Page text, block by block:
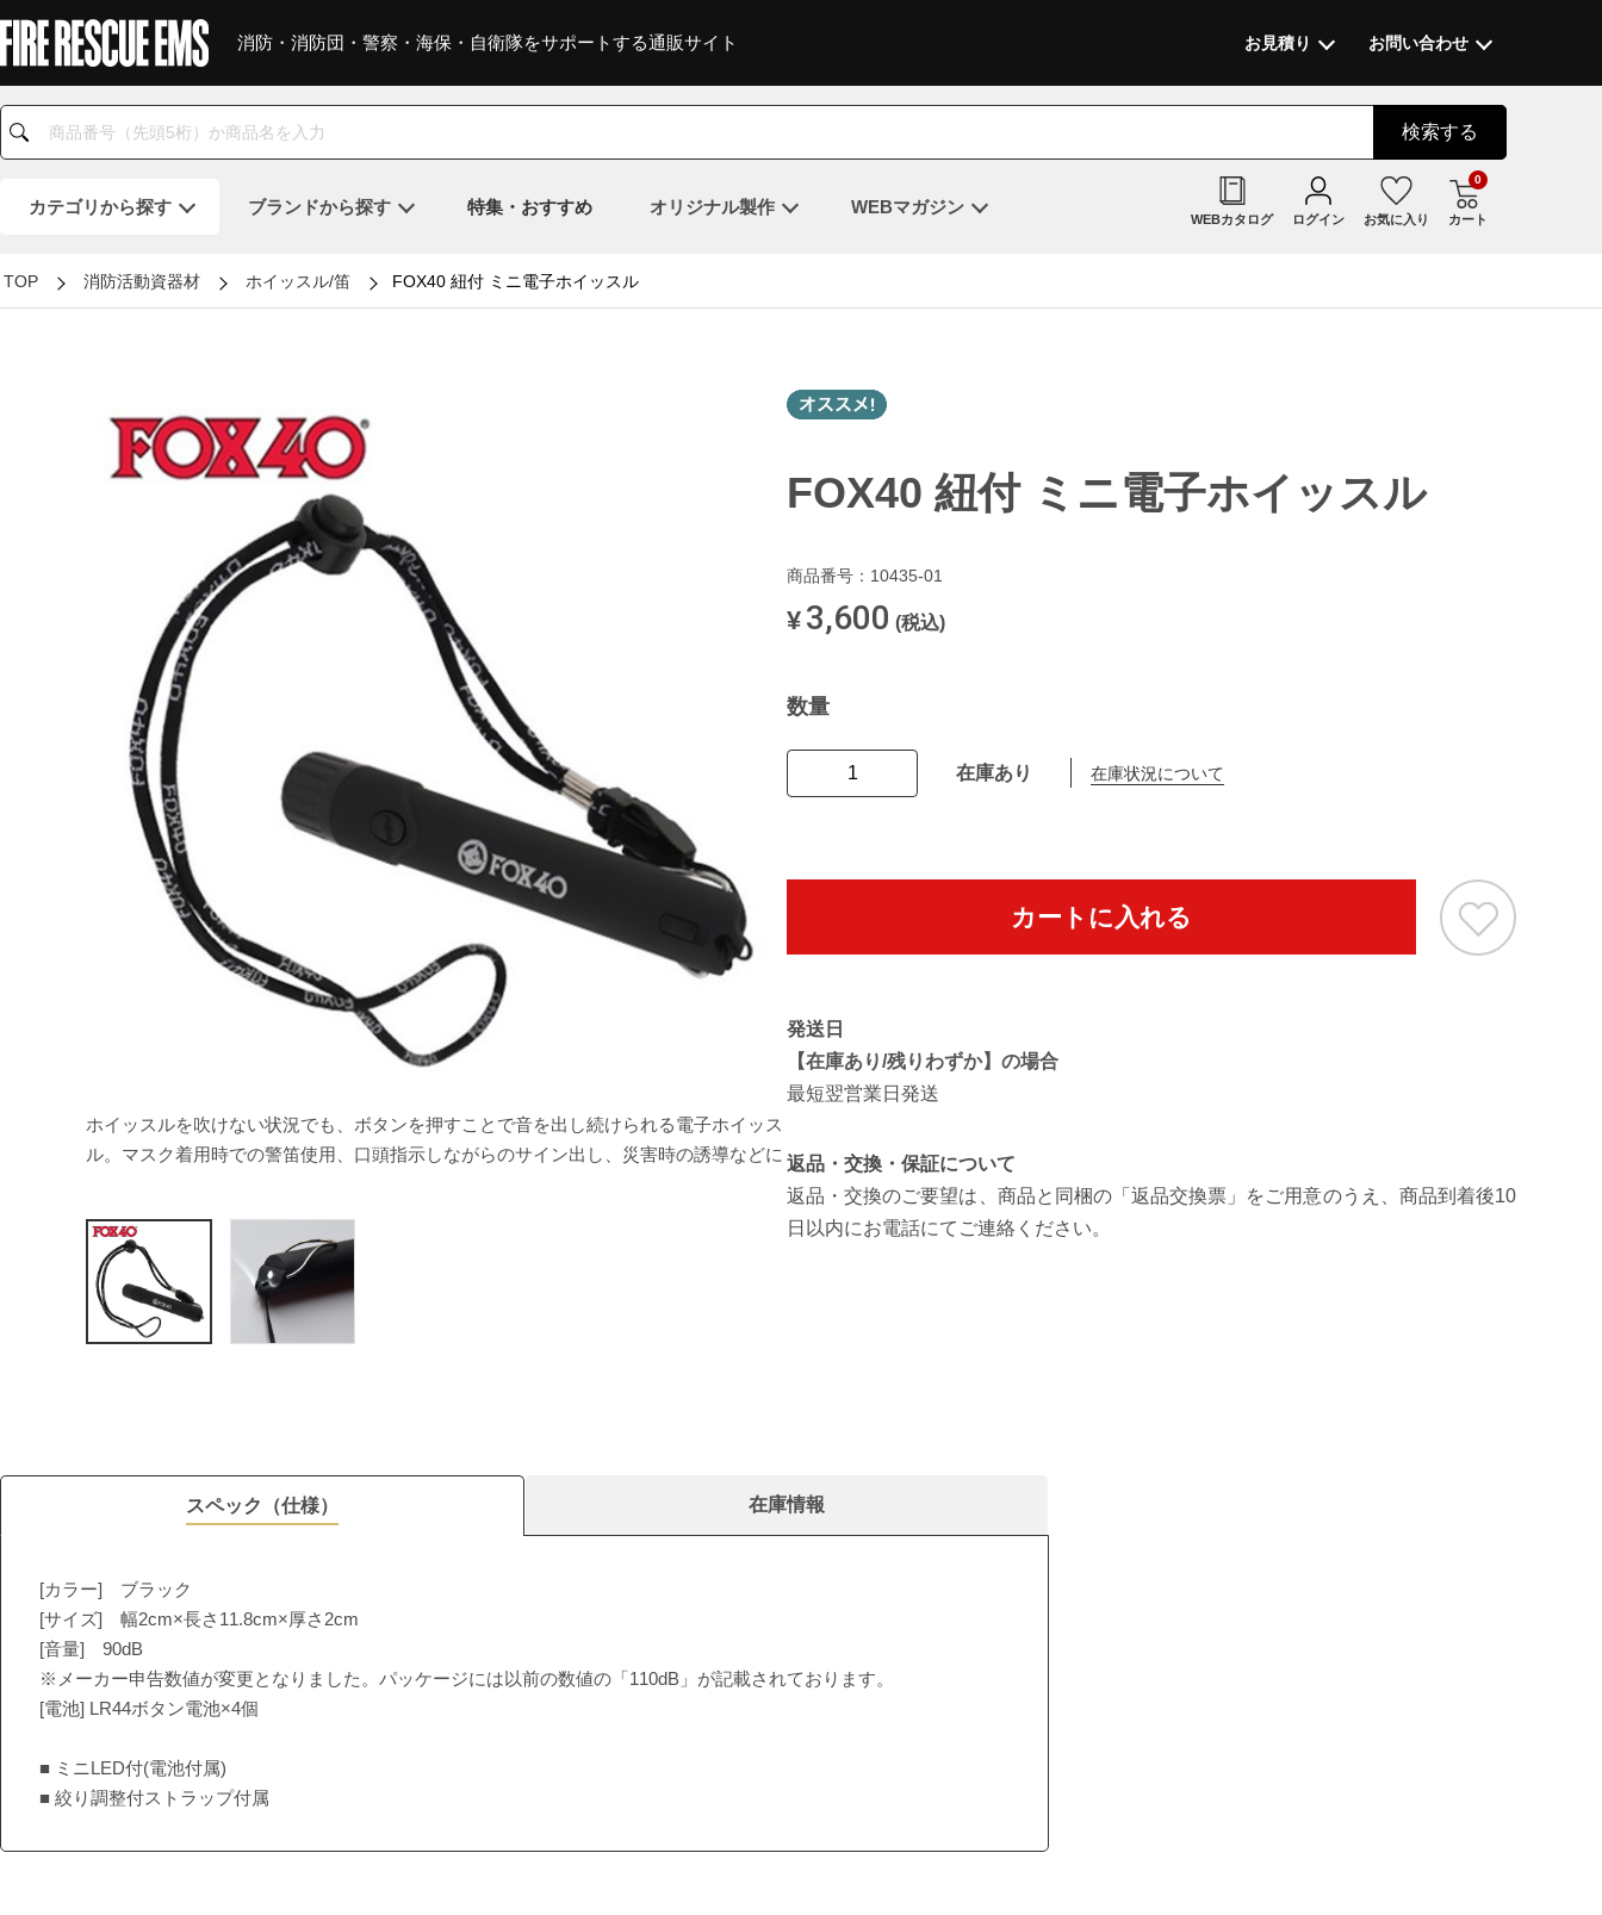
消防・消防団・警察・海保・自衛隊をサポートする通販サイト お見積り お問い合わせ
検索する
カテゴリから探す ブランドから探す 特集・おすすめ オリジナル製作 WEBマガジン
WEBカタログ ログイン お気に入り カート
0
TOP 消防活動資器材 ホイッスル/笛 FOX40 紐付 ミニ電子ホイッスル
ホイッスルを吹けない状況でも、ボタンを押すことで音を出し続けられる電子ホイッス
ル。マスク着用時での警笛使用、口頭指示しながらのサイン出し、災害時の誘導などに
FOX40 紐付 ミニ電子ホイッスル
商品番号：10435-01
¥ 3,600 (税込)
数量
在庫あり 在庫状況について
カートに入れる
発送日
【在庫あり/残りわずか】の場合
最短翌営業日発送
返品・交換・保証について
返品・交換のご要望は、商品と同梱の「返品交換票」をご用意のうえ、商品到着後10
日以内にお電話にてご連絡ください。
スペック（仕様） 在庫情報
[カラー] ブラック
[サイズ] 幅2cm×長さ11.8cm×厚さ2cm
[音量] 90dB
※メーカー申告数値が変更となりました。パッケージには以前の数値の「110dB」が記載されております。
[電池] LR44ボタン電池×4個
■ ミニLED付(電池付属)
■ 絞り調整付ストラップ付属